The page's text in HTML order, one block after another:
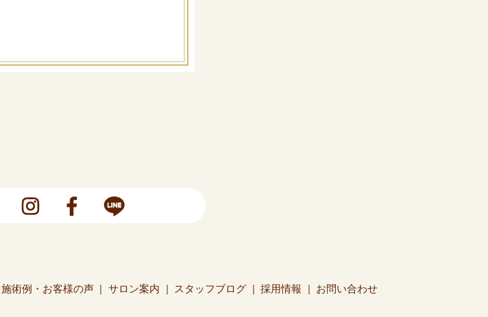
施術例・お客様の声 サロン案内 スタッフブログ 採用情報 お問い合わせ